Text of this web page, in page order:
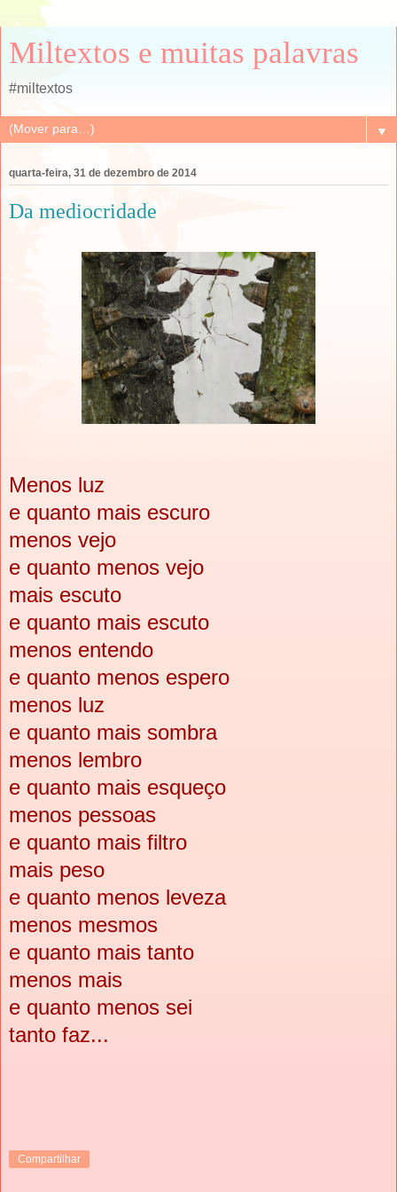
Miltextos e muitas palavras
#miltextos
▼
quarta-feira, 31 de dezembro de 2014
Da mediocridade
Menos luz
e quanto mais escuro
menos vejo
e quanto menos vejo
mais escuto
e quanto mais escuto
menos entendo
e quanto menos espero
menos luz
e quanto mais sombra
menos lembro
e quanto mais esqueço
menos pessoas
e quanto mais filtro
mais peso
e quanto menos leveza
menos mesmos
e quanto mais tanto
menos mais
e quanto menos sei
tanto faz...
Compartilhar